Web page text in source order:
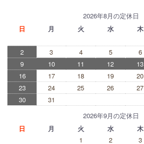
2026年8月の定休日
日
月 火 水 木
2
3 4 5 6
9
10 11 12 13
16
17 18 19 20
23
24 25 26 27
30
31
2026年9月の定休日
日
月 火 水 木
1
2 3